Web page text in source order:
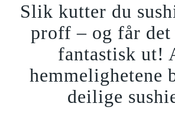
Slik kutter du
proff – og får det
fantastisk ut!
hemmelighetene
deilige